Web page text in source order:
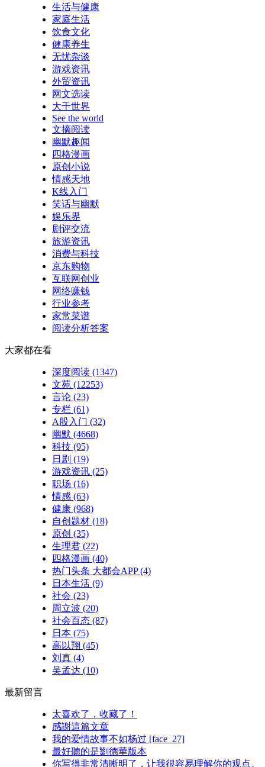
生活与健康
家庭生活
饮食文化
健康养生
无忧杂谈
游戏资讯
外贸资讯
网文选读
大千世界
See the world
文摘阅读
幽默趣闻
四格漫画
原创小说
情感天地
K线入门
笑话与幽默
娱乐界
剧评交流
旅游资讯
消费与科技
京东购物
互联网创业
网络赚钱
行业参考
家常菜谱
阅读分析答案
大家都在看
深度阅读 (1347)
文苑 (12253)
言论 (23)
专栏 (61)
A股入门 (32)
幽默 (4668)
科技 (95)
日剧 (19)
游戏资讯 (25)
职场 (16)
情感 (63)
健康 (968)
自创题材 (18)
原创 (35)
生理君 (22)
四格漫画 (40)
热门头条 大都会APP(4)
日本生活 (9)
社会 (23)
周立波 (20)
社会百态 (87)
日本 (75)
高以翔 (45)
刘真 (4)
吴孟达 (10)
最新留言
太喜欢了，收藏了！
感謝這篇文章
我的爱情故事不如杨过 [face_27]
最好聽的是劉德華版本
你写得非常清晰明了，让我很容易理解你的观点。